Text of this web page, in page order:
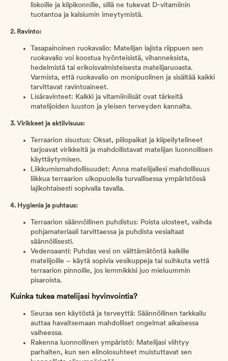
liskoille ja kilpikonnille, sillä ne tukevat D-vitamiinin
tuotantoa ja kalsiumin imeytymistä.
2. Ravinto:
Tasapainoinen ruokavalio: Matelijan lajista riippuen sen
ruokavalio voi koostua hyönteisistä, vihanneksista,
hedelmistä tai erikoisvalmisteisesta matelijaruoasta.
Varmista, että ruokavalio on monipuolinen ja sisältää kaikki
tarvittavat ravintoaineet.
Lisäravinteet: Kalkki ja vitamiinilisät ovat tärkeitä
matelijoiden luuston ja yleisen terveyden kannalta.
3. Virikkeet ja aktiivisuus:
Terraarion sisustus: Oksat, piilopaikat ja kiipeilytelineet
tarjoavat virikkeitä ja mahdollistavat matelijan luonnollisen
käyttäytymisen.
Liikkumismahdollisuudet: Anna matelijallesi mahdollisuus
liikkua terraarion ulkopuolella turvallisessa ympäristössä
lajikohtaisesti sopivalla tavalla.
4. Hygienia ja puhtaus:
Terraarion säännöllinen puhdistus: Poista ulosteet, vaihda
pohjamateriaali tarvittaessa ja puhdista vesialtaat
säännöllisesti.
Vedensaanti: Puhdas vesi on välttämätöntä kaikille
matelijoille – käytä sopivia vesikuppeja tai suihkuta vettä
terraarion pinnoille, jos lemmikkisi juo mieluummin
pisaroista.
Kuinka tukea matelijasi hyvinvointia?
Seuraa sen käytöstä ja terveyttä: Säännöllinen tarkkailu
auttaa havaitsemaan mahdolliset ongelmat aikaisessa
vaiheessa.
Rakenna luonnollinen ympäristö: Matelijasi viihtyy
parhaiten, kun sen elinolosuhteet muistuttavat sen